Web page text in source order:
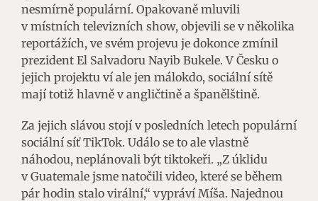
nesmírně populární. Opakovaně mluvili
v místních televizních show, objevili se v několika
reportážích, ve svém projevu je dokonce zmínil
prezident El Salvadoru Nayib Bukele. V Česku o
jejich projektu ví ale jen málokdo, sociální sítě
mají totiž hlavně v angličtině a španělštině.
Za jejich slávou stojí v posledních letech populární
sociální síť TikTok. Událo se to ale vlastně
náhodou, neplánovali být tiktokeři. „Z úklidu
v Guatemale jsme natočili video, které se během
pár hodin stalo virální,“ vypráví Míša. Najednou